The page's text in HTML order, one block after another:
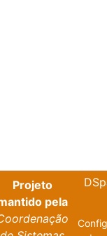
Projeto
pela